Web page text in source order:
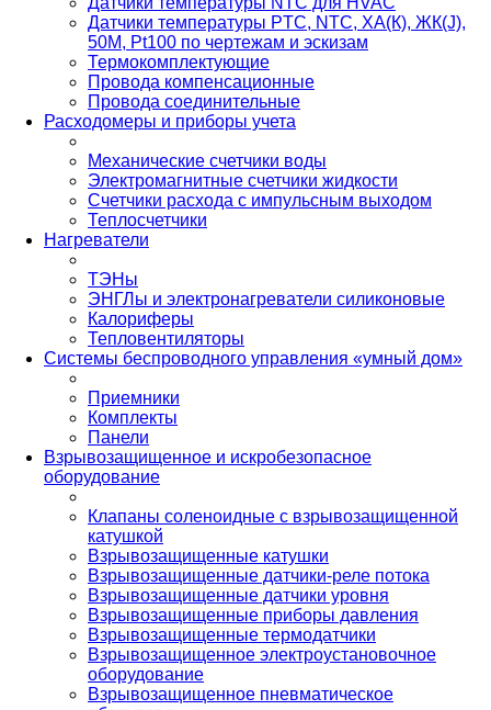
Датчики температуры PTС, NTC, ХА(К), ЖК(J),
50М, Pt100 по чертежам и эскизам
Термокомплектующие
Провода компенсационные
Провода соединительные
Расходомеры и приборы учета
Механические счетчики воды
Электромагнитные счетчики жидкости
Счетчики расхода с импульсным выходом
Теплосчетчики
Нагреватели
ТЭНы
ЭНГЛы и электронагреватели силиконовые
Калориферы
Тепловентиляторы
Системы беспроводного управления «умный дом»
Приемники
Комплекты
Панели
Взрывозащищенное и искробезопасное
оборудование
Клапаны соленоидные с взрывозащищенной
катушкой
Взрывозащищенные катушки
Взрывозащищенные датчики-реле потока
Взрывозащищенные датчики уровня
Взрывозащищенные приборы давления
Взрывозащищенные термодатчики
Взрывозащищенное электроустановочное
оборудование
Взрывозащищенное пневматическое